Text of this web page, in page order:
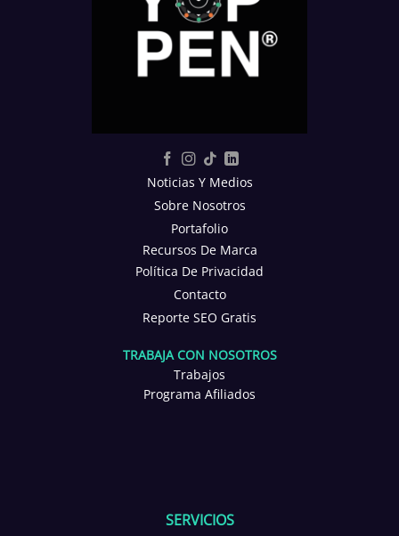
Noticias Y Medios
Sobre Nosotros
Portafolio
Recursos De Marca
Política De Privacidad
Contacto
Reporte SEO Gratis
TRABAJA CON NOSOTROS
Trabajos
Programa Afiliados
SERVICIOS